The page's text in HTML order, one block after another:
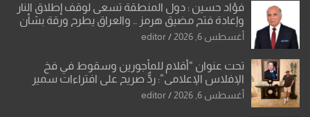
فؤاد حسين : دول المنطقة تسعى لوقف إطلاق النار
وإعادة فتح مضيق هرمز .. والعراق يطرح ورقة بشأن
تحولات القدس
أغسطس 6, 2026 editor
تحت عنوان “أقلام للمأجورين وسقوط في فخ
الإفلاس الإعلامي”: ردٌّ صريح على افتراءات سمير
الشكرجي
أغسطس 6, 2026 editor